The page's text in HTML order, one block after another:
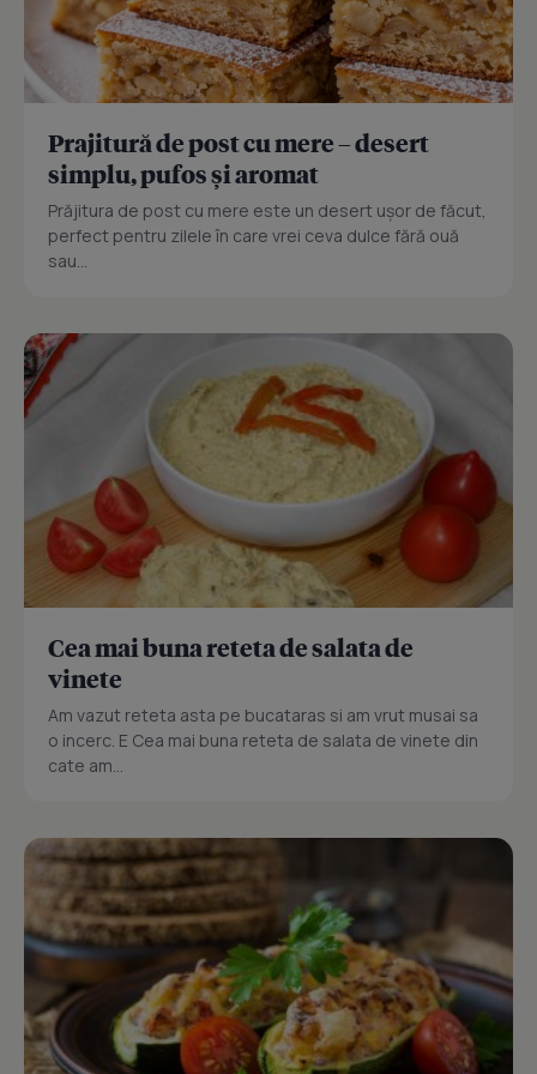
Prajitură de post cu mere – desert
simplu, pufos și aromat
Prăjitura de post cu mere este un desert ușor de făcut,
perfect pentru zilele în care vrei ceva dulce fără ouă
sau...
Cea mai buna reteta de salata de
vinete
Am vazut reteta asta pe bucataras si am vrut musai sa
o incerc. E Cea mai buna reteta de salata de vinete din
cate am...